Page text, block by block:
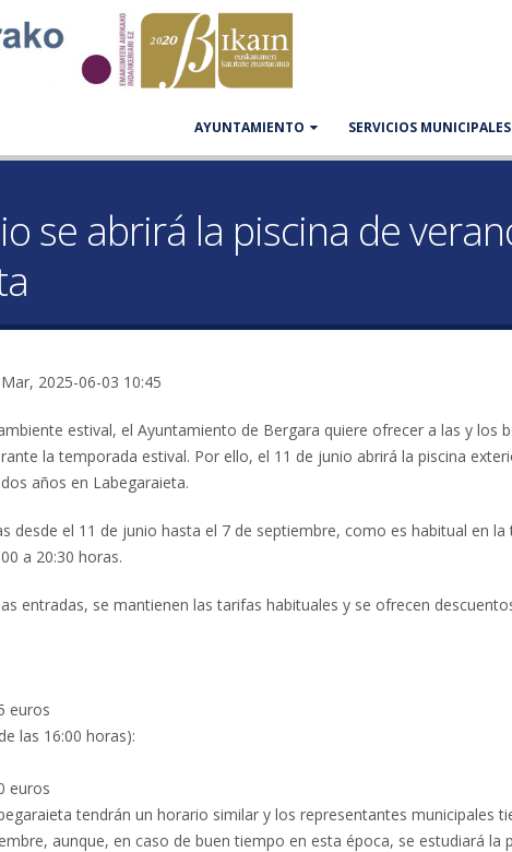
AYUNTAMIENTO SERVICIOS MUNICIPALES
se abrirá la piscina de
2025-06-03 10:45
estival, el Ayuntamiento de Bergara quiere ofrecer a las y los
la temporada estival. Por ello, el 11 de junio abrirá la piscina
años en Labegaraieta.
desde el 11 de junio hasta el 7 de septiembre, como es habitual en
a 20:30 horas.
entradas, se mantienen las tarifas habituales y se ofrecen
euros
las 16:00 horas):
euros
tendrán un horario similar y los representantes municipales
aunque, en caso de buen tiempo en esta época, se estudiará la